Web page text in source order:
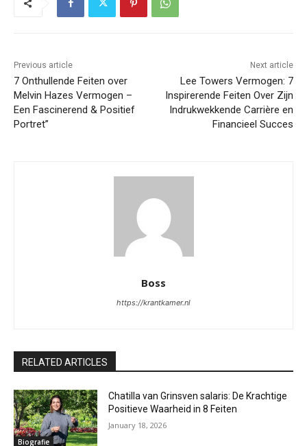
Previous article
7 Onthullende Feiten over
Melvin Hazes Vermogen –
Een Fascinerend & Positief
Portret”
Next article
Lee Towers Vermogen: 7
Inspirerende Feiten Over Zijn
Indrukwekkende Carrière en
Financieel Succes
Boss
https://krantkamer.nl
RELATED ARTICLES
Biografie
Chatilla van Grinsven salaris: De Krachtige
Positieve Waarheid in 8 Feiten
January 18, 2026